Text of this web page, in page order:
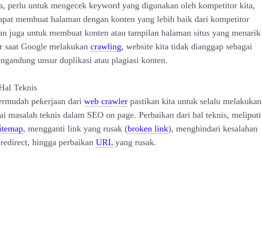
perlu untuk mengecek keyword yang digunakan oleh kompetitor kita,
membuat halaman dengan konten yang lebih baik dari kompetitor
juga untuk membuat konten atau tampilan halaman situs yang menarik
saat Google melakukan crawling, website kita tidak dianggap sebagai
unsur duplikasi atau plagiasi konten.
Teknis
pekerjaan dari web crawler pastikan kita untuk selalu melakukan
masalah teknis dalam SEO on page. Perbaikan dari hal teknis, meliputi
, mengganti link yang rusak (broken link), menghindari kesalahan
hingga perbaikan URL yang rusak.